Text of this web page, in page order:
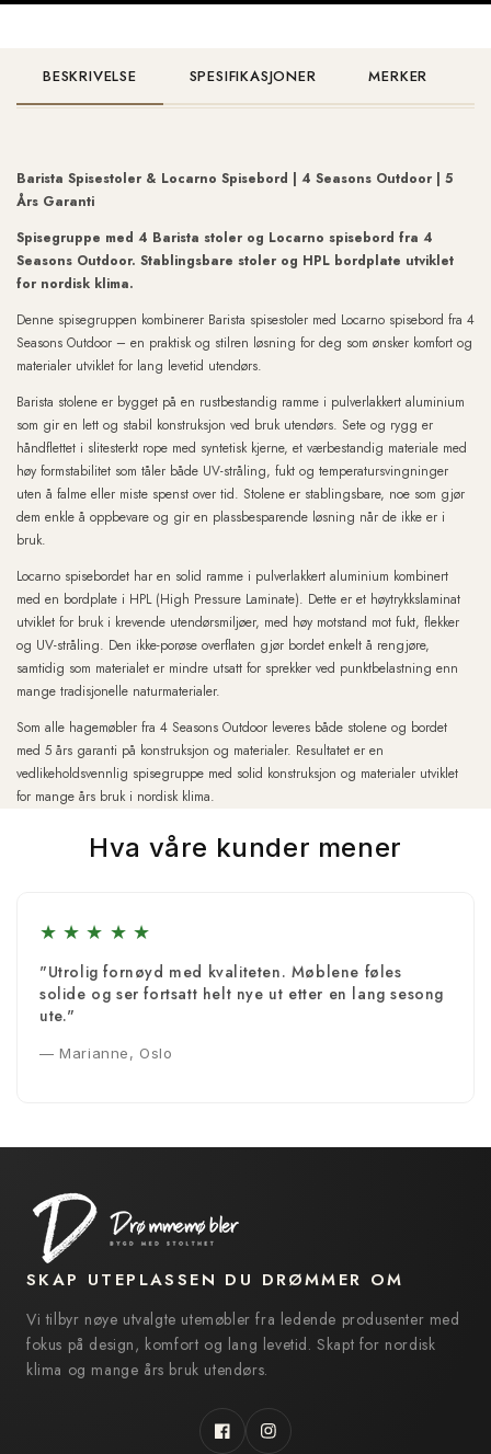
BESKRIVELSE SPESIFIKASJONER MERKER
Barista Spisestoler & Locarno Spisebord | 4 Seasons Outdoor | 5
Års Garanti
Spisegruppe med 4 Barista stoler og Locarno spisebord fra 4
Seasons Outdoor. Stablingsbare stoler og HPL bordplate utviklet
for nordisk klima.
Denne spisegruppen kombinerer Barista spisestoler med Locarno spisebord fra 4
Seasons Outdoor – en praktisk og stilren løsning for deg som ønsker komfort og
materialer utviklet for lang levetid utendørs.
Barista stolene er bygget på en rustbestandig ramme i pulverlakkert aluminium
som gir en lett og stabil konstruksjon ved bruk utendørs. Sete og rygg er
håndflettet i slitesterkt rope med syntetisk kjerne, et værbestandig materiale med
høy formstabilitet som tåler både UV-stråling, fukt og temperatursvingninger
uten å falme eller miste spenst over tid. Stolene er stablingsbare, noe som gjør
dem enkle å oppbevare og gir en plassbesparende løsning når de ikke er i
bruk.
Locarno spisebordet har en solid ramme i pulverlakkert aluminium kombinert
med en bordplate i HPL (High Pressure Laminate). Dette er et høytrykkslaminat
utviklet for bruk i krevende utendørsmiljøer, med høy motstand mot fukt, flekker
og UV-stråling. Den ikke-porøse overflaten gjør bordet enkelt å rengjøre,
samtidig som materialet er mindre utsatt for sprekker ved punktbelastning enn
mange tradisjonelle naturmaterialer.
Som alle hagemøbler fra 4 Seasons Outdoor leveres både stolene og bordet
med 5 års garanti på konstruksjon og materialer. Resultatet er en
vedlikeholdsvennlig spisegruppe med solid konstruksjon og materialer utviklet
for mange års bruk i nordisk klima.
Hva våre kunder mener
★ ★ ★ ★ ★
"Utrolig fornøyd med kvaliteten. Møblene føles
solide og ser fortsatt helt nye ut etter en lang sesong
ute."
— Marianne, Oslo
SKAP UTEPLASSEN DU DRØMMER OM
Vi tilbyr nøye utvalgte utemøbler fra ledende produsenter med
fokus på design, komfort og lang levetid. Skapt for nordisk
klima og mange års bruk utendørs.
FacebookInstagram